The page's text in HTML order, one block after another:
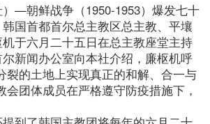
—朝鲜战争（1950-1953）爆发七十
国首都首尔总主教区总主教、平壤
于六月二十五日在总主教座堂主持
新闻办公室向本社介绍，廉枢机呼
裂的土地上实现真正的和解、合一与
会团体成员在严格遵守防疫措施下，